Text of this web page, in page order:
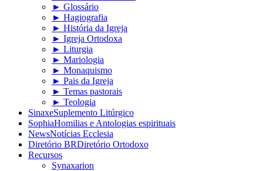
► Glossário
► Hagiografia
► História da Igreja
► Igreja Ortodoxa
► Liturgia
► Mariologia
► Monaquismo
► Pais da Igreja
► Temas pastorais
► Teologia
SinaxeSuplemento Litúrgico
SophiaHomilias e Antologias espirituais
NewsNotícias Ecclesia
Diretório BRDiretório Ortodoxo
Recursos
Synaxarion